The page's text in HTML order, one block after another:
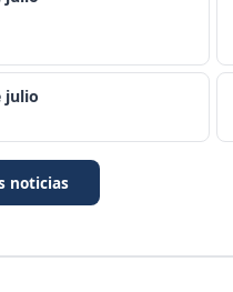
julio
noticias